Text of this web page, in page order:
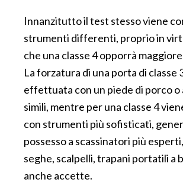
Innanzitutto il test stesso viene
strumenti differenti, proprio in
che una classe 4 opporrà
La forzatura di una porta di classe
effettuata con un piede di porco o
simili, mentre per una classe 4
con strumenti più sofisticati,
possesso a scassinatori più
seghe, scalpelli, trapani portatili a
anche accette.